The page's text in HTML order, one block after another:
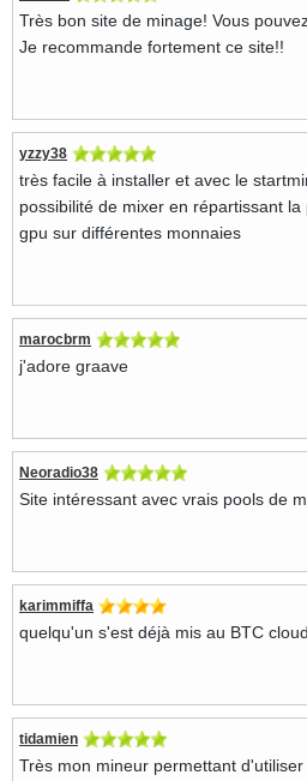
Très bon site de minage! Vous
Je recommande fortement ce site!!
yzzy38
très facile à installer et avec le
possibilité de mixer en répartissant
gpu sur différentes monnaies
marocbrm
j'adore graave
Neoradio38
Site intéressant avec vrais pools de
karimmiffa
quelqu'un s'est déjà mis au BTC
tidamien
Très mon mineur permettant